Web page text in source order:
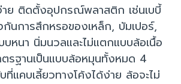
าย ติดตั้งอุปกรณ์พลาสติก เช่นเบบี้
นการสึกหรอของเหล็ก, บัมเปอร์,
บหนา นิ่มนวลและไม่แตกแบบล้อเนื้อ
รฐานเป็นแบบล้อหมุนทั้งหมด 4
ที่แคบเลี้ยวทางโค้งได้ง่าย ล้อจะไม่